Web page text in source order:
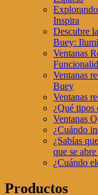
Inspira
Descubre
Buey:
Ventanas
Ventanas
Buey
Ventanas
¿Qué tipos
Ventanas
¿Cuándo
¿Sabías
que se abre
¿Cuándo
Productos